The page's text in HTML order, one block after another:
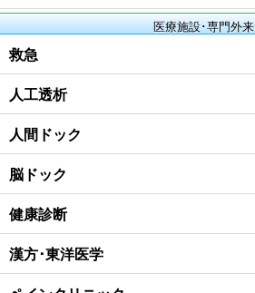
医療施設･専門外来
救急
人工透析
人間ドック
脳ドック
健康診断
漢方･東洋医学